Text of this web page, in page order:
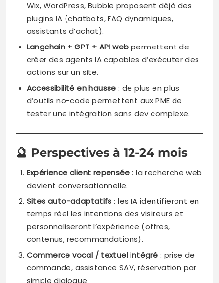
Wix, WordPress, Bubble proposent déjà des
plugins IA (chatbots, FAQ dynamiques,
assistants d’achat).
Langchain + GPT + API web permettent de
créer des agents IA capables d’exécuter des
actions sur un site.
Accessibilité en hausse : de plus en plus
d’outils no-code permettent aux PME de
tester une intégration sans dev complexe.
🔮 Perspectives à 12-24 mois
Expérience client repensée : la recherche web
devient conversationnelle.
Sites auto-adaptatifs : les IA identifieront en
temps réel les intentions des visiteurs et
personnaliseront l’expérience (offres,
contenus, recommandations).
Commerce vocal / textuel intégré : prise de
commande, assistance SAV, réservation par
simple dialogue.